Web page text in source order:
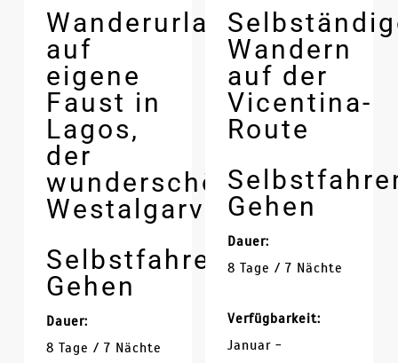
Wanderurlaub
auf
eigene
Faust in
Lagos,
der
wunderschönen
Westalgarve
Selbstfahrendes
Gehen
Dauer:
8 Tage / 7 Nächte
Wandern
auf der
Vicentina-
Route
Gehen
Dauer:
8 Tage / 7 Nächte
Verfügbarkeit:
Januar -